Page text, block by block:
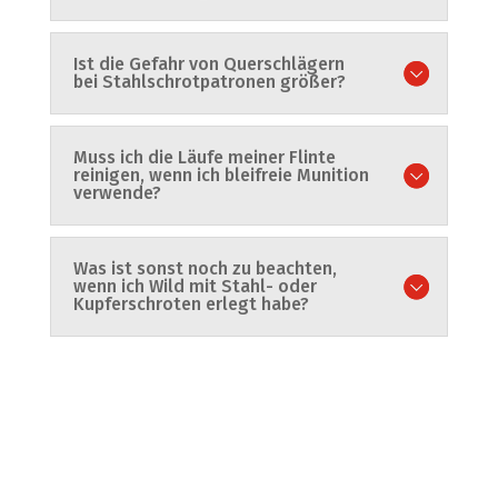
Ist die Gefahr von Querschlägern
bei Stahlschrotpatronen größer?
Muss ich die Läufe meiner Flinte
reinigen, wenn ich bleifreie Munition
verwende?
Was ist sonst noch zu beachten,
wenn ich Wild mit Stahl- oder
Kupferschroten erlegt habe?